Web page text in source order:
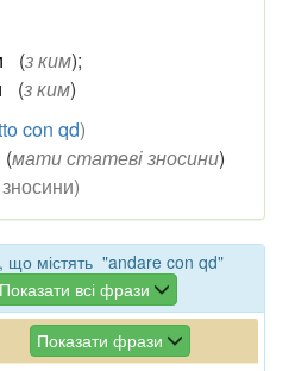
(з ким);
(з ким)
con qd)
(мати статеві зносини)
що містять "andare con qd"
Показати всі фрази
Показати фрази